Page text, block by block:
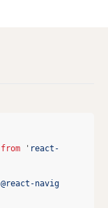
from ' react-
@react-navig